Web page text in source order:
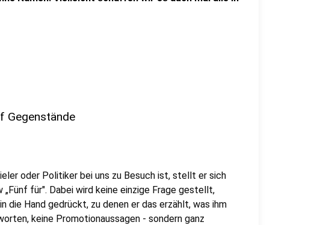
Gegenstände
oder Politiker bei uns zu Besuch ist, stellt er sich
für". Dabei wird keine einzige Frage gestellt,
die Hand gedrückt, zu denen er das erzählt, was ihm
keine Promotionaussagen - sondern ganz